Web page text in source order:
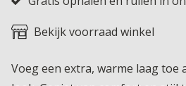
Bekijk voorraad winkel
Voeg een extra, warme laag toe